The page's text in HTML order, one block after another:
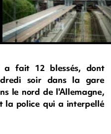
a fait 12 blessés, dont
soir dans la gare
le nord de l'Allemagne,
la police qui a interpellé